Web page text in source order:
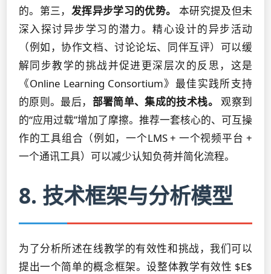
的。第三， 发挥异步学习的优势。
本研究提及但未
深入探讨异步学习的潜力。精心设计的异步活动
（例如，协作文档、讨论论坛、同伴互评）可以缓
解同步教学的挑战并促进更深层次的反思，这是
《Online Learning Consortium》最佳实践所支持
的原则。最后， 部署简单、集成的技术栈。
观察到
的“应用过载”增加了摩擦。推荐一套核心的、可互操
作的工具组合（例如，一个LMS + 一个视频平台 +
一个通讯工具）可以减少认知负荷并简化流程。
8. 技术框架与分析模型
为了分析所述在线教学的有效性和挑战，我们可以
提出一个简单的概念框架。设整体教学有效性 $E$